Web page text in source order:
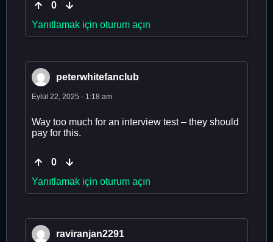
0
Yanıtlamak için oturum açın
peterwhitefanclub
Eylül 22, 2025 - 1:18 am
Way too much for an interview test – they should
pay for this.
0
Yanıtlamak için oturum açın
raviranjan2291